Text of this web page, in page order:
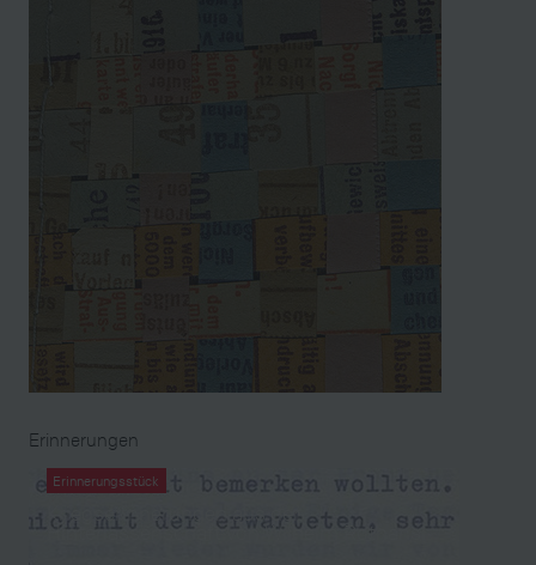
Erinnerungen
Erinnerungsstück
Kriegserinnerungen aus der
Hinterlassenschaft von Wilhelm Rothansl